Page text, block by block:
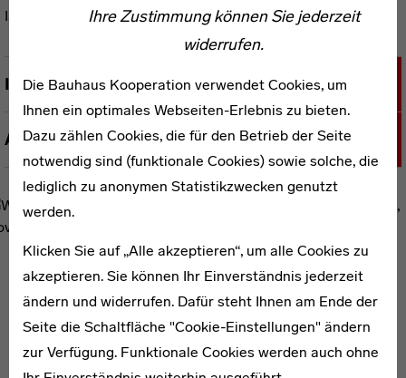
Ihre Zustimmung können Sie jederzeit
widerrufen.
Die Bauhaus Kooperation verwendet Cookies, um
Ihnen ein optimales Webseiten-Erlebnis zu bieten.
Dazu zählen Cookies, die für den Betrieb der Seite
notwendig sind (funktionale Cookies) sowie solche, die
lediglich zu anonymen Statistikzwecken genutzt
werden.
Klicken Sie auf „Alle akzeptieren“, um alle Cookies zu
akzeptieren. Sie können Ihr Einverständnis jederzeit
ändern und widerrufen. Dafür steht Ihnen am Ende der
Seite die Schaltfläche "Cookie-Einstellungen" ändern
zur Verfügung. Funktionale Cookies werden auch ohne
ISBN 978-3-7443-0305-7
Inhalt
Autoreninformationen
WEITERE PUBLIKATIONEN ZUM THEMA